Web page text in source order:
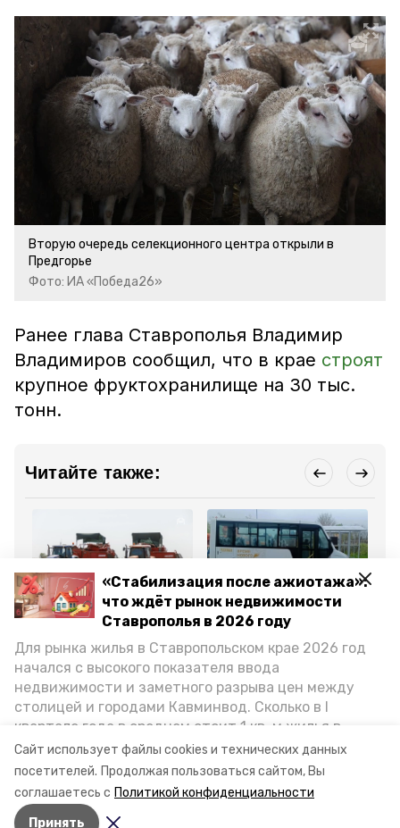
Сайт использует файлы cookies и технических данных
посетителей. Продолжая пользоваться сайтом, Вы
соглашаетесь с Политикой конфиденциальности
Принять
«Стабилизация после ажиотажа»:
что ждёт рынок недвижимости
Ставрополья в 2026 году
Для рынка жилья в Ставропольском крае 2026 год
начался с высокого показателя ввода
недвижимости и заметного разрыва цен между
столицей и городами Кавминвод. Сколько в I
квартале года в среднем стоит 1 кв. м жилья в
городах и округах региона, как изменился спрос на
первичку и вторичку, какова себестоимость
стройки собственного жилья в этом году и какие
прогнозы о стоимости квадратных метров дают
Вторую очередь селекционного центра открыли в
Предгорье
Фото: ИА «Победа26»
Ранее глава Ставрополья Владимир
Владимиров сообщил, что в крае строят
крупное фруктохранилище на 30 тыс.
тонн.
Читайте также:
Сельское хозяйство
29 июня , 16:01
приступили 19 округов
Ставрополья —
губернатор
Благоустройство
12 июня , 17:05
котором жители
попросили губернатора,
запустили в Предгорье
Все новости
ставрополье сельское хозяйство